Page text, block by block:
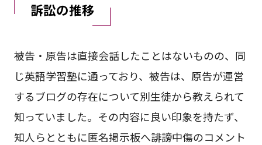
訴訟の推移
被告・原告は直接会話したことはないものの、同
じ英語学習塾に通っており、被告は、原告が運営
するブログの存在について別生徒から教えられて
知っていました。その内容に良い印象を持たず、
知人らとともに匿名掲示板へ誹謗中傷のコメント